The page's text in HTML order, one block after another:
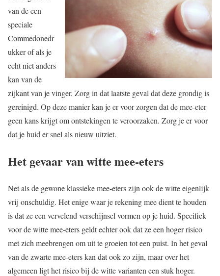
van de een
speciale
Commedonedr
ukker of als je
echt niet anders
kan van de
zijkant van je vinger. Zorg in dat laatste geval dat deze grondig is
gereinigd. Op deze manier kan je er voor zorgen dat de mee-eter
geen kans krijgt om ontstekingen te veroorzaken. Zorg je er voor
dat je huid er snel als nieuw uitziet.
Het gevaar van witte mee-eters
Net als de gewone klassieke mee-eters zijn ook de witte eigenlijk
vrij onschuldig. Het enige waar je rekening mee dient te houden
is dat ze een vervelend verschijnsel vormen op je huid. Specifiek
voor de witte mee-eters geldt echter ook dat ze een hoger risico
met zich meebrengen om uit te groeien tot een puist. In het geval
van de zwarte mee-eters kan dat ook zo zijn, maar over het
algemeen ligt het risico bij de witte varianten een stuk hoger.